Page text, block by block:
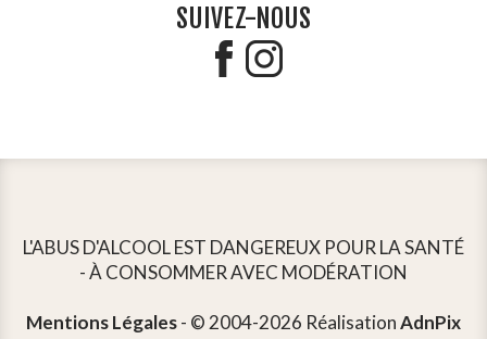
SUIVEZ-NOUS
L'ABUS D'ALCOOL EST DANGEREUX POUR LA SANTÉ
- À CONSOMMER AVEC MODÉRATION
Mentions Légales- © 2004-2026 RéalisationAdnPix